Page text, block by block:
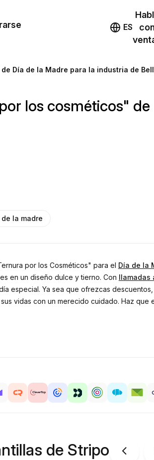
ES
Día de la Madre para la industria de
los cosméticos" de
de la madre
por los Cosméticos" para el Día de la
en un diseño dulce y tierno. Con llamadas
especial. Ya sea que ofrezcas
vidas con un merecido cuidado. Haz
de Stripo